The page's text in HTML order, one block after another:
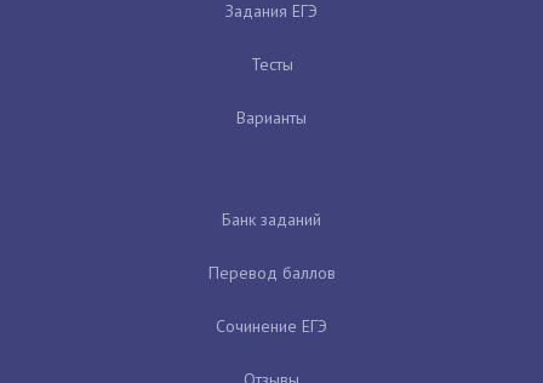
Задания ЕГЭ
Тесты
Варианты
Банк заданий
Перевод баллов
Сочинение ЕГЭ